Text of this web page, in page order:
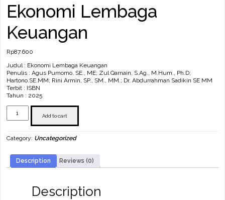
Ekonomi Lembaga
Keuangan
Rp87.600
Judul : Ekonomi Lembaga Keuangan
Penulis : Agus Pumomo, SE., ME; Zul Qarnain, S.Ag., M.Hum., Ph.D;
Hartono.SE.MM; Rini Armin, SP., SM., MM.; Dr. Abdurrahman Sadikin SE MM
Terbit : ISBN
Tahun : 2025
Ekonomi
Lembaga
Keuangan
Add to cart
Category: Uncategorized
Description Reviews (0)
Description